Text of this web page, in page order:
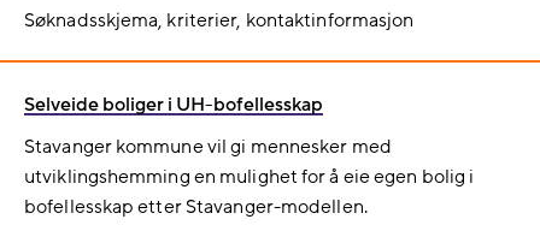
Søknadsskjema, kriterier, kontaktinformasjon
Selveide boliger i UH-bofellesskap
Stavanger kommune vil gi mennesker med
utviklingshemming en mulighet for å eie egen bolig i
bofellesskap etter Stavanger-modellen.